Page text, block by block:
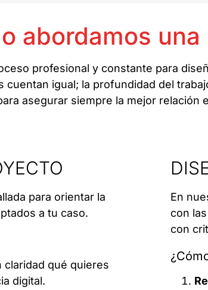
abordamos
profesional y constante para
igual; la profundidad del
asegurar siempre la mejor relación
para orientar la
a tu caso.
claridad qué quieres
digital.
En
con
con